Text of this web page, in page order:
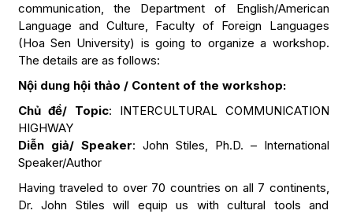
communication, the Department of English/American
Language and Culture, Faculty of Foreign Languages
(Hoa Sen University) is going to organize a workshop.
The details are as follows:
Nội dung hội thảo / Content of the workshop:
Chủ đề/ Topic: INTERCULTURAL COMMUNICATION
HIGHWAY
Diễn giả/ Speaker: John Stiles, Ph.D. – International
Speaker/Author
Having traveled to over 70 countries on all 7 continents,
Dr. John Stiles will equip us with cultural tools and